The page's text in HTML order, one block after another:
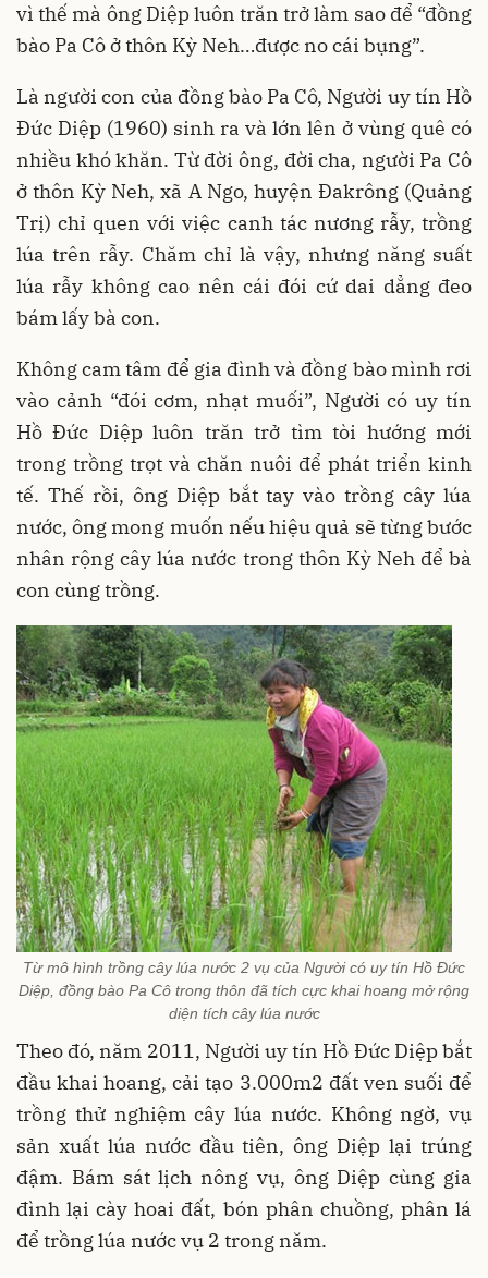
vì thế mà ông Diệp luôn trăn trở làm sao để “đồng
bào Pa Cô ở thôn Kỳ Neh…được no cái bụng”.
Là người con của đồng bào Pa Cô, Người uy tín Hồ
Đức Diệp (1960) sinh ra và lớn lên ở vùng quê có
nhiều khó khăn. Từ đời ông, đời cha, người Pa Cô
ở thôn Kỳ Neh, xã A Ngo, huyện Đakrông (Quảng
Trị) chỉ quen với việc canh tác nương rẫy, trồng
lúa trên rẫy. Chăm chỉ là vậy, nhưng năng suất
lúa rẫy không cao nên cái đói cứ dai dẳng đeo
bám lấy bà con.
Không cam tâm để gia đình và đồng bào mình rơi
vào cảnh “đói cơm, nhạt muối”, Người có uy tín
Hồ Đức Diệp luôn trăn trở tìm tòi hướng mới
trong trồng trọt và chăn nuôi để phát triển kinh
tế. Thế rồi, ông Diệp bắt tay vào trồng cây lúa
nước, ông mong muốn nếu hiệu quả sẽ từng bước
nhân rộng cây lúa nước trong thôn Kỳ Neh để bà
con cùng trồng.
Từ mô hình trồng cây lúa nước 2 vụ của Người có uy tín Hồ Đức
Diệp, đồng bào Pa Cô trong thôn đã tích cực khai hoang mở rộng
diện tích cây lúa nước
Theo đó, năm 2011, Người uy tín Hồ Đức Diệp bắt
đầu khai hoang, cải tạo 3.000m2 đất ven suối để
trồng thử nghiệm cây lúa nước. Không ngờ, vụ
sản xuất lúa nước đầu tiên, ông Diệp lại trúng
đậm. Bám sát lịch nông vụ, ông Diệp cùng gia
đình lại cày hoai đất, bón phân chuồng, phân lá
để trồng lúa nước vụ 2 trong năm.